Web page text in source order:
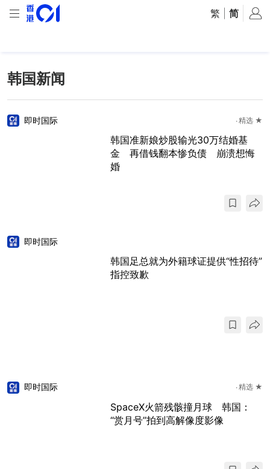
繁 简
韩国新闻
即时国际 精选 ★
韩国准新娘炒股输光30万结婚基
金 再借钱翻本惨负债 崩溃想悔
婚
即时国际
韩国足总就为外籍球证提供“性招待”
指控致歉
即时国际 精选 ★
SpaceX火箭残骸撞月球 韩国：
“赏月号”拍到高解像度影像